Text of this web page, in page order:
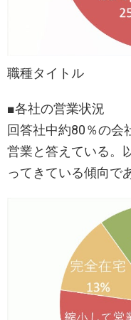
職種タイトル
■各社の営業状況
回答社中約80％の会
営業と答えている。
ってきている傾向で